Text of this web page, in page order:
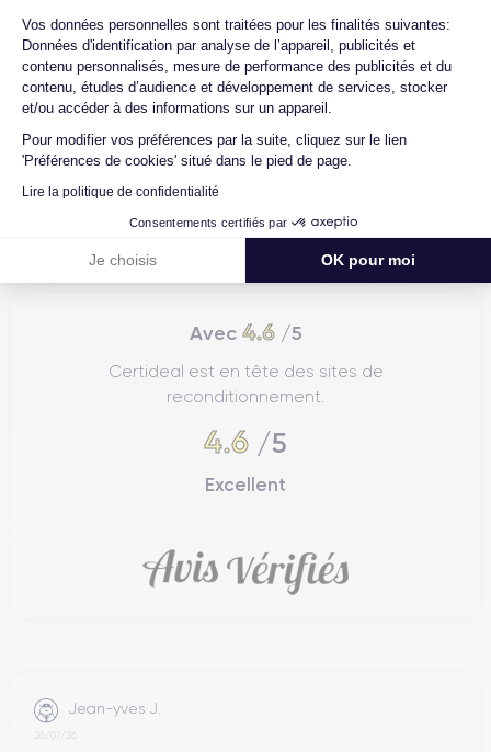
Vos données personnelles sont traitées pour les finalités suivantes:
Données d'identification par analyse de l’appareil, publicités et
contenu personnalisés, mesure de performance des publicités et du
contenu, études d’audience et développement de services, stocker
et/ou accéder à des informations sur un appareil.
Pour modifier vos préférences par la suite, cliquez sur le lien
'Préférences de cookies' situé dans le pied de page.
Lire la politique de confidentialité
Consentements certifiés par
Je choisis OK pour moi
Axeptio consent
Avec 4.6/5
Certideal est en tête des sites de
reconditionnement.
4.6 /5
Excellent
Jean-yves J.
26/07/26